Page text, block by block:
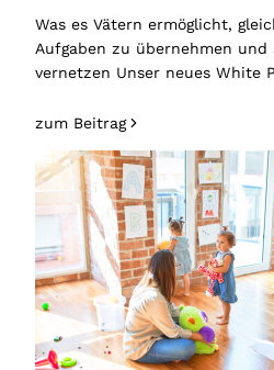
Was es Vätern ermöglicht,
Aufgaben zu übernehmen
vernetzen Unser neues White
zum Beitrag